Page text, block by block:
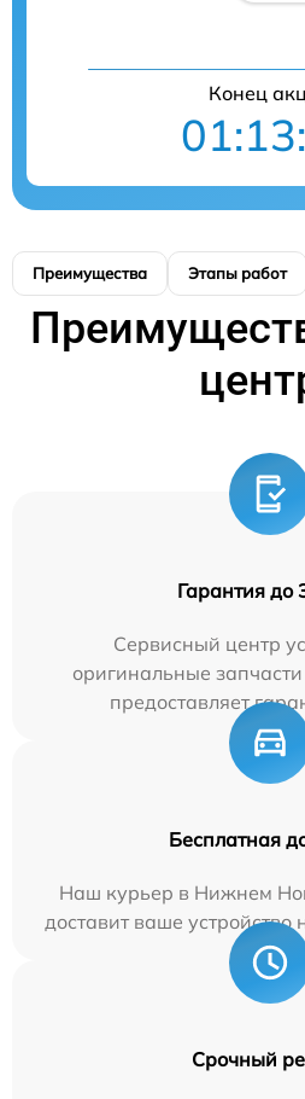
Конец
Преимущества Этапы работ
Гарантия до
Сервисный центр
оригинальные
предоставляет
Бесплатная
Наш курьер в Нижнем
доставит ваше устройство
Срочный